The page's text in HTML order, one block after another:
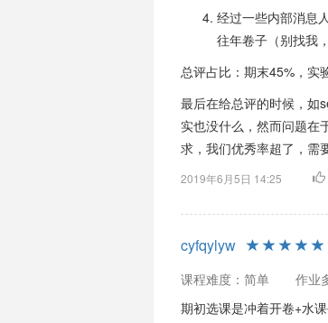
经过一些内部消息
往年卷子（别找我
总评占比：期末45%，实
最后在给总评的时候，如
实也没什么，然而问题在
求，我们优秀率超了，需
2019年6月5日 14:25
cyfqylyw
课程难度：简单
作业
期初选课是冲着开卷+水